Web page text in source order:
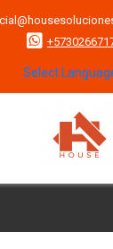
Select